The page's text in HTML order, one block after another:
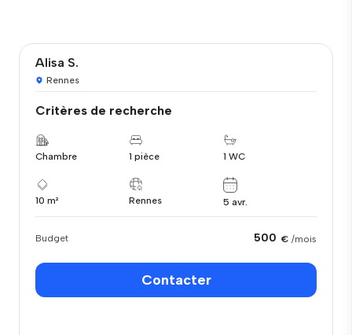
Alisa S.
Rennes
Critères de recherche
Chambre 1 pièce 1 WC
10 m² Rennes 5 avr.
Budget 500 € /mois
Contacter